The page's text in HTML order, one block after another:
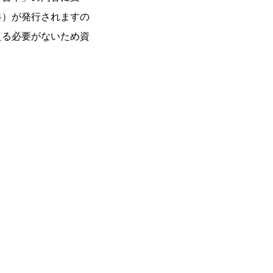
が発行されますの
必要がないため資